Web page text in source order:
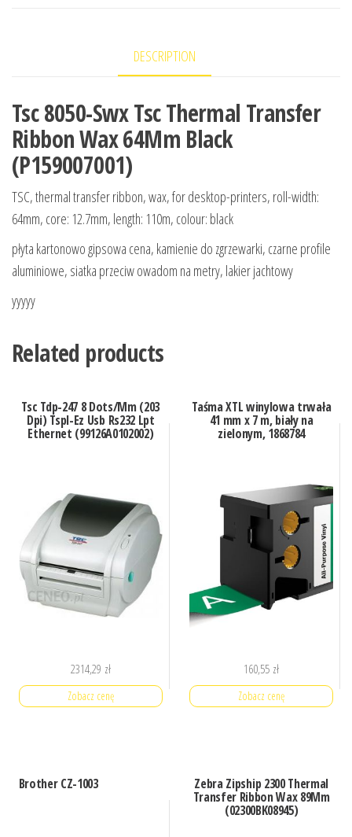
DESCRIPTION
Tsc 8050-Swx Tsc Thermal Transfer
Ribbon Wax 64Mm Black
(P159007001)
TSC, thermal transfer ribbon, wax, for desktop-printers, roll-width:
64mm, core: 12.7mm, length: 110m, colour: black
płyta kartonowo gipsowa cena, kamienie do zgrzewarki, czarne profile
aluminiowe, siatka przeciw owadom na metry, lakier jachtowy
yyyyy
Related products
Tsc Tdp-247 8 Dots/Mm (203
Dpi) Tspl-Ez Usb Rs232 Lpt
Ethernet (99126A0102002)
2314,29 zł
Zobacz cenę
Taśma XTL winylowa trwała
41 mm x 7 m, biały na
zielonym, 1868784
160,55 zł
Zobacz cenę
Brother CZ-1003 Zebra Zipship 2300 Thermal
Transfer Ribbon Wax 89Mm
(02300BK08945)